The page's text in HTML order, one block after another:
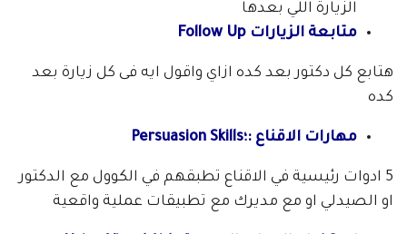
الزيارة اللي بعدها
متابعة الزيارات Follow Up
هتابع كل دكتور بعد كده ازاي واقول ايه فى كل زيارة بعد
كده
مهارات الاقناع :؛Persuasion Skills
5 ادوات رئيسية في الاقناع تطبقهم في الكوول مع الدكتور
او الصيدلي او مع مديرك مع تطبيقات عملية واقعية